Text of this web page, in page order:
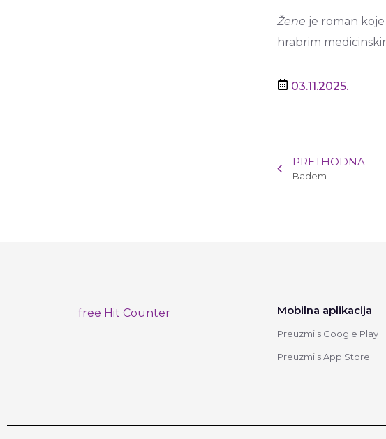
Žene je roman
hrabrim
03.11.2025.
PRETHODNA
Badem
free Hit Counter Mobilna aplikacija
Preuzmi s Google Play
Preuzmi s App Store